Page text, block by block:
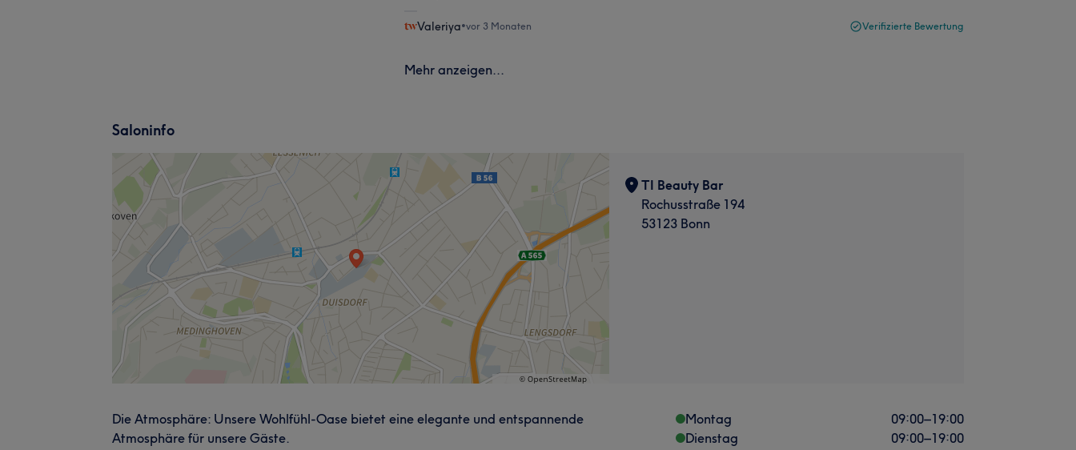
Valeriya•vor 3 Monaten Verifizierte Bewertung
Mehr anzeigen...
Saloninfo
TI Beauty Bar
Rochusstraße 194
53123 Bonn
Die Atmosphäre: Unsere Wohlfühl-Oase bietet eine elegante und entspannende
Atmosphäre für unsere Gäste.
Montag 09:00–19:00
Dienstag
09:00–19:00